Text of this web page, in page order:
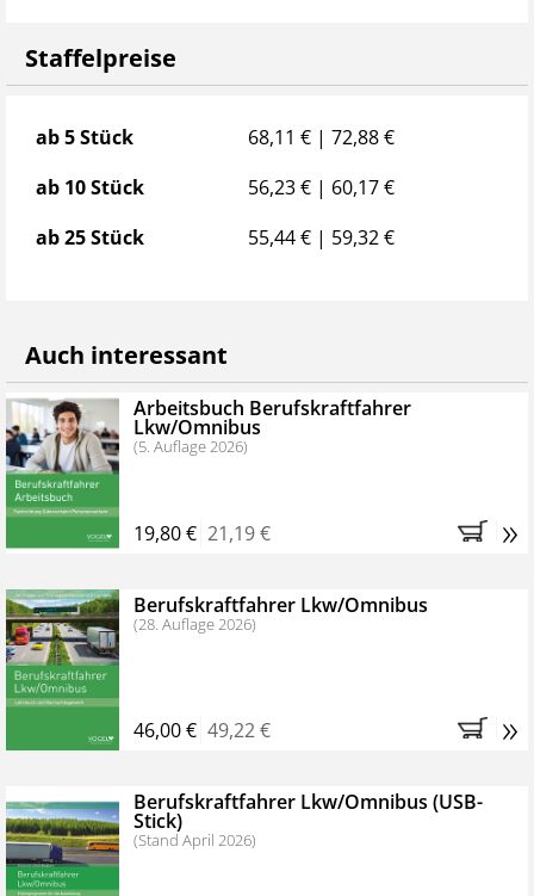
Staffelpreise
Staffelpreise
ab 5 Stück
68,11 € | 72,88 €
ab 10 Stück
56,23 € | 60,17 €
ab 25 Stück
55,44 € | 59,32 €
Auch interessant
Arbeitsbuch Berufskraftfahrer
Lkw/Omnibus
(5. Auflage 2026)
19,80 € 21,19 € »
Berufskraftfahrer Lkw/Omnibus
(28. Auflage 2026)
46,00 € 49,22 € »
Berufskraftfahrer Lkw/Omnibus (USB-
Stick)
(Stand April 2026)